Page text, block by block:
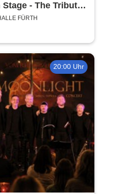
- The Tribute
FÜRTH
20:00 Uhr